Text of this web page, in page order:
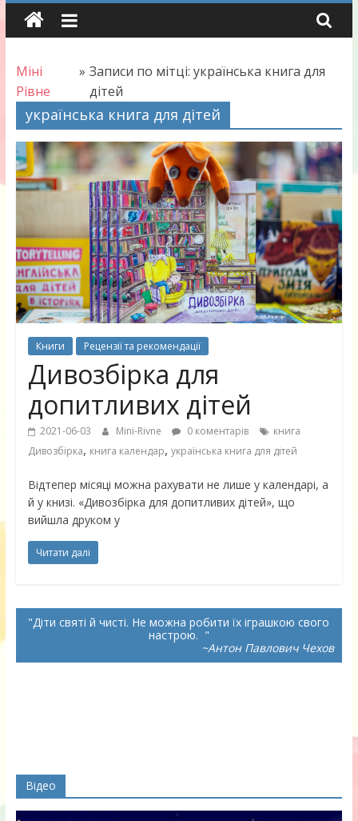
Skip
Міні
Рівне
» Записи по мітці: українська книга для
дітей
українська книга для дітей
Книги Рецензії та рекомендації
Дивозбірка для
допитливих дітей
2021-06-03 Mini-Rivne 0 коментарів
книга
Дивозбірка, книга календар, українська книга для дітей
Відтепер місяці можна рахувати не лише у календарі, а
й у книзі. «Дивозбірка для допитливих дітей», що
вийшла друком у
Читати далі
Діти святі й чисті. Не можна робити їх іграшкою свого
настрою.
~Антон Павлович Чехов
Відео